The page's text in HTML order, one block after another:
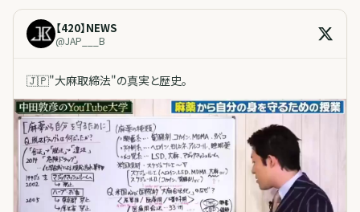
【420】NEWS
@JAP___B
🇯🇵"大麻取締法"の真実と歴史。